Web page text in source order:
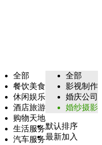
全部
餐饮美食
休闲娱乐
酒店旅游
购物天地
生活服务
汽车服务
全部
影视制作
婚庆公司
婚纱摄影
默认排序
最新加入